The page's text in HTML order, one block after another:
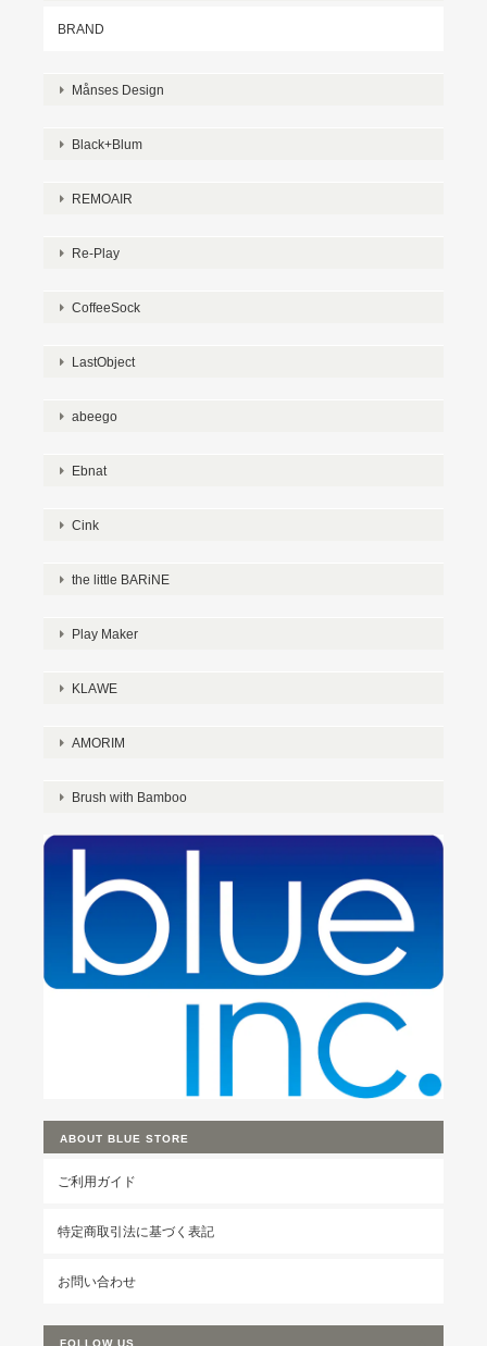
BRAND
Månses Design
Black+Blum
REMOAIR
Re-Play
CoffeeSock
LastObject
abeego
Ebnat
Cink
the little BARiNE
Play Maker
KLAWE
AMORIM
Brush with Bamboo
ABOUT BLUE STORE
ご利用ガイド
特定商取引法に基づく表記
お問い合わせ
FOLLOW US